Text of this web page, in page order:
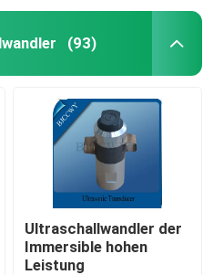
(93)
Ultraschallwandler der
Immersible hohen
Leistung